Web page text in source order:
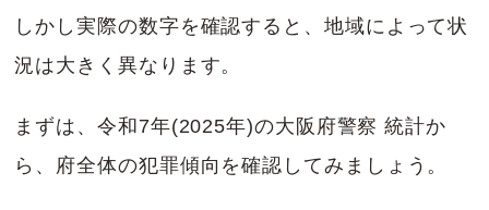
しかし実際の数字を確認すると、地域によって状
況は大きく異なります。
まずは、令和7年(2025年)の大阪府警察 統計か
ら、府全体の犯罪傾向を確認してみましょう。